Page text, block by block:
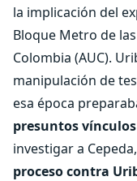
la implicación del
Bloque Metro de
Colombia (AUC).
manipulación de
esa época
presuntos
investigar a
proceso contra